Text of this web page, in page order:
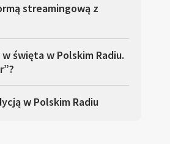
streamingową z
święta w Polskim Radiu.
w Polskim Radiu